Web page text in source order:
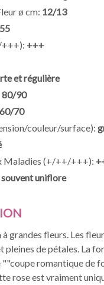
ø cm: 12/13
55
+++
et régulière
80/90
60/70
couleur/surface):
Maladies (+/++/+++):
souvent uniflore
grandes fleurs. Les
pleines de pétales. La
""coupe romantique de
rose est vraiment